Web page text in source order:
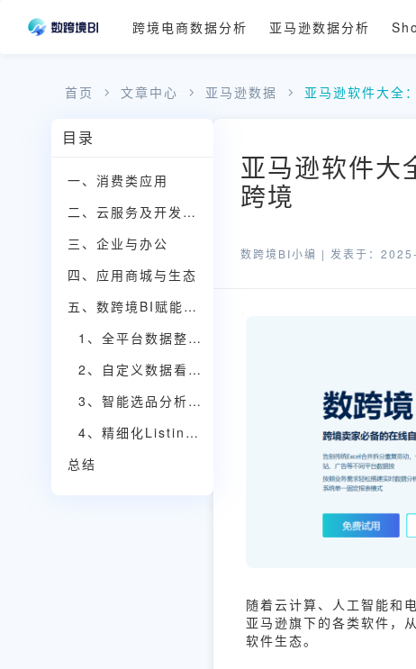
跨境电商数据分析 亚马逊数据分析
首页 文章中心 亚马逊数据 亚马逊软件大全
目录
一、消费类应用
二、云服务及开发工具
三、企业与办公
四、应用商城与生态
五、数跨境BI赋能亚马逊电商数据分析
1、全平台数据整合，打破信息孤岛
2、自定义数据看板，实时掌握店铺动态
3、智能选品分析，把握市场机遇
4、精细化Listing优化，提升转化率
总结
亚马逊软件大
跨境
数跨境BI小编 | 发表于：
随着云计算、人工智能和
亚马逊旗下的各类软件，
软件生态。